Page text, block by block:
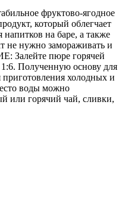
фруктово-ягодное
который облегчает
напитков на баре, а также
не нужно замораживать и
Залейте пюре горячей
Полученную основу для
холодных и
воды можно
или горячий чай, сливки,